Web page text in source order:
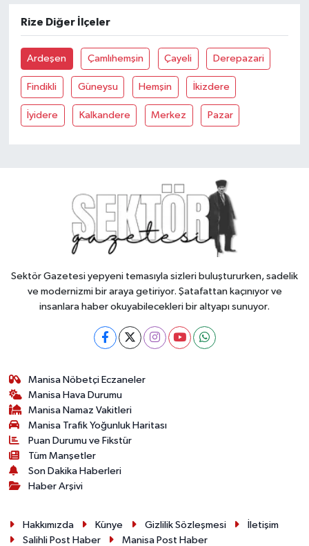
Rize Diğer İlçeler
Ardeşen Çamlıhemşin Çayeli Derepazari
Findikli Güneysu Hemşin İkizdere
İyidere Kalkandere Merkez Pazar
Sektör Gazetesi yepyeni temasıyla sizleri buluştururken, sadelik
ve modernizmi bir araya getiriyor. Şatafattan kaçınıyor ve
insanlara haber okuyabilecekleri bir altyapı sunuyor.
Manisa Nöbetçi Eczaneler
Manisa Hava Durumu
Manisa Namaz Vakitleri
Manisa Trafik Yoğunluk Haritası
Puan Durumu ve Fikstür
Tüm Manşetler
Son Dakika Haberleri
Haber Arşivi
Hakkımızda Künye Gizlilik Sözleşmesi
İletişim
Salihli Post Haber
Manisa Post Haber
ÖZEL HABER